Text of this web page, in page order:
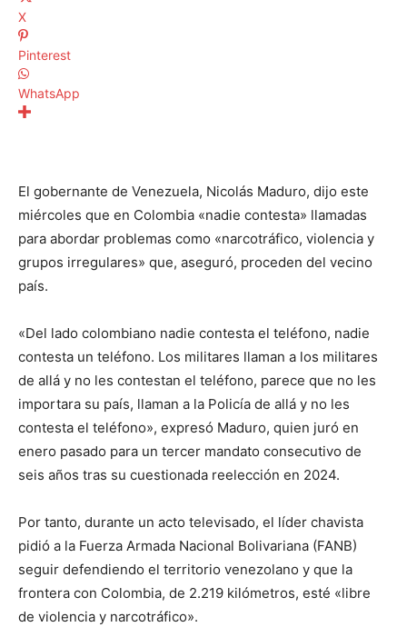
X
Pinterest
WhatsApp
El gobernante de Venezuela, Nicolás Maduro, dijo este
miércoles que en Colombia «nadie contesta» llamadas
para abordar problemas como «narcotráfico, violencia y
grupos irregulares» que, aseguró, proceden del vecino
país.
«Del lado colombiano nadie contesta el teléfono, nadie
contesta un teléfono. Los militares llaman a los militares
de allá y no les contestan el teléfono, parece que no les
importara su país, llaman a la Policía de allá y no les
contesta el teléfono», expresó Maduro, quien juró en
enero pasado para un tercer mandato consecutivo de
seis años tras su cuestionada reelección en 2024.
Por tanto, durante un acto televisado, el líder chavista
pidió a la Fuerza Armada Nacional Bolivariana (FANB)
seguir defendiendo el territorio venezolano y que la
frontera con Colombia, de 2.219 kilómetros, esté «libre
de violencia y narcotráfico».